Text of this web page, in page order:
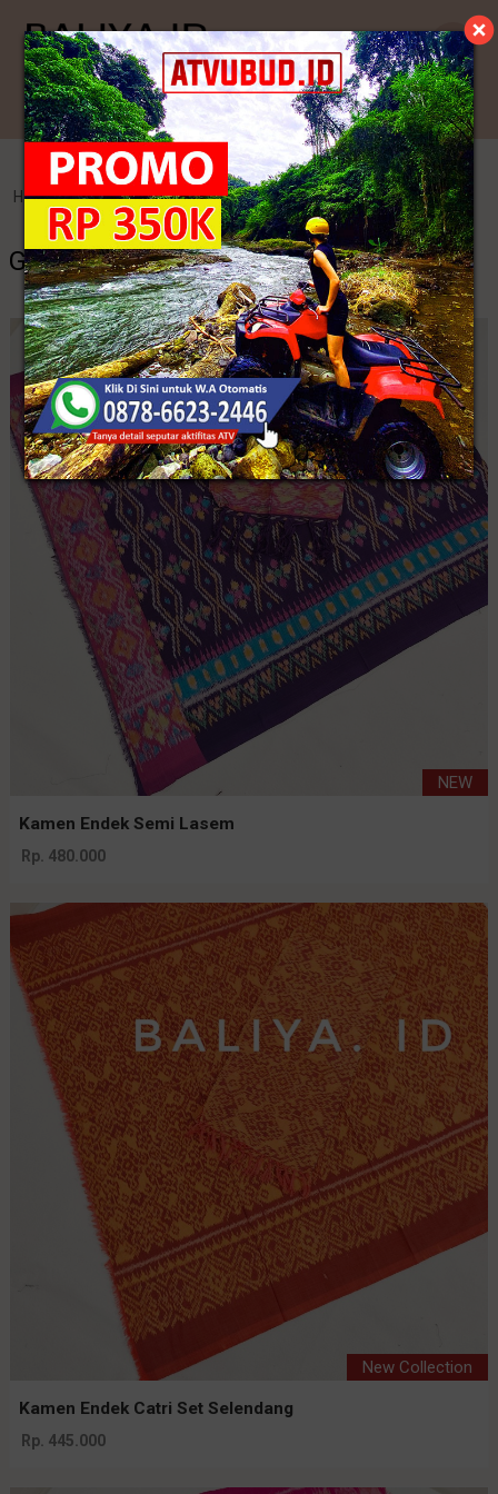
Kategori
Home >Endek Bali >Grosir Tenun Ikat
Grosir Tenun Ikat
NEW
Kamen Endek Semi Lasem
Rp. 480.000
New Collection
Kamen Endek Catri Set Selendang
Rp. 445.000